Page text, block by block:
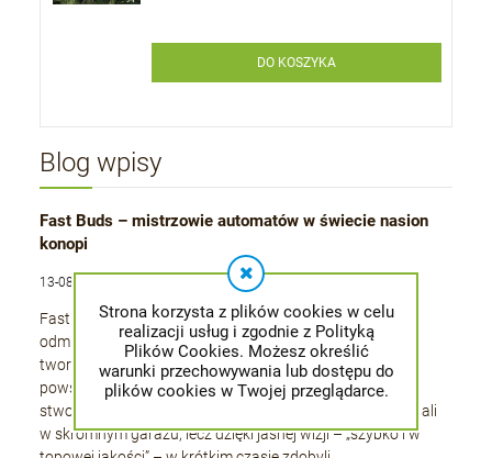
Strona korzysta z plików cookies w celu
realizacji usług i zgodnie z Polityką
Plików Cookies. Możesz określić
warunki przechowywania lub dostępu do
plików cookies w Twojej przeglądarce.
DO KOSZYKA
Blog wpisy
Fast Buds – mistrzowie automatów w świecie nasion
konopi
13-08-2025 , admin
Fast Buds to producent, który od ponad dziesięciu lat
odmienia rynek nasion marihuany, koncentrując się na
tworzeniu odmian automatycznie kwitnących. Marka
powstała w 2010 roku w Stanach Zjednoczonych,
stworzona przez grupę pasjonatów i hodowców. Zaczynali
w skromnym garażu, lecz dzięki jasnej wizji – „szybko i w